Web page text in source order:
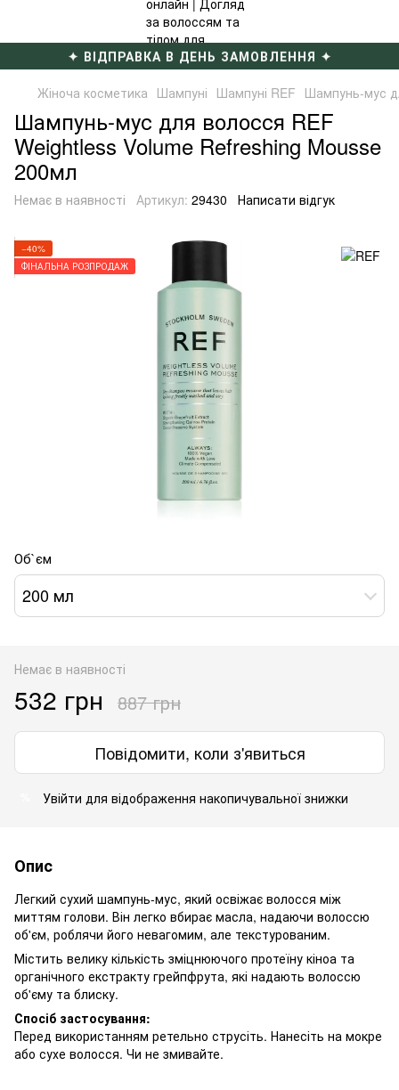
✦ ВІДПРАВКА В ДЕНЬ ЗАМОВЛЕННЯ ✦
Жіноча косметика Шампуні Шампуні REF Шампунь-мус
Шампунь-мус для волосся REF
Weightless Volume Refreshing Mousse
200мл
Немає в наявності Артикул: 29430 Написати відгук
−40%
ФІНАЛЬНА РОЗПРОДАЖ
Об`єм
200 мл
Немає в наявності
532 грн 887 грн
Повідомити, коли з'явиться
Увійти для відображення накопичувальної знижки
Опис
Легкий сухий шампунь-мус, який освіжає волосся між
миттям голови. Він легко вбирає масла, надаючи волоссю
об'єм, роблячи його невагомим, але текстурованим.
Містить велику кількість зміцнюючого протеїну кіноа та
органічного екстракту грейпфрута, які надають волоссю
об'єму та блиску.
Спосіб застосування:
Перед використанням ретельно струсіть. Нанесіть на мокре
або сухе волосся. Чи не змивайте.